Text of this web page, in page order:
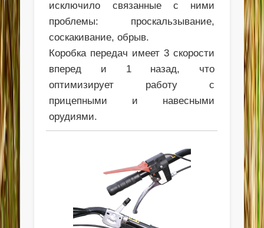
исключило связанные с ними
проблемы: проскальзывание,
соскакивание, обрыв.
Коробка передач имеет 3 скорости
вперед и 1 назад, что
оптимизирует работу с
прицепными и навесными
орудиями.